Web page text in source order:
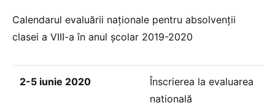
Calendarul evaluării naționale pentru absolvenții
clasei a VIII-a în anul școlar 2019-2020
2-5 iunie 2020
Înscrierea la evaluarea
națională